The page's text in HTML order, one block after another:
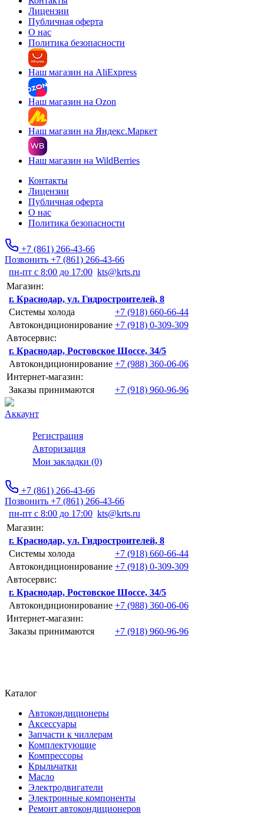
Лицензии
Публичная оферта
О нас
Политика безопасности
Наш магазин на AliExpress
Наш магазин на Ozon
Наш магазин на Яндекс.Маркет
Наш магазин на WildBerries
Контакты
Лицензии
Публичная оферта
О нас
Политика безопасности
+7 (861) 266-43-66
Позвонить +7 (861) 266-43-66
пн-пт с 8:00 до 17:00 kts@krts.ru
Магазин:
г. Краснодар, ул. Гидростроителей, 8
Системы холода
+7 (918) 660-66-44
Автокондиционирование +7 (918) 0-309-309
Автосервис:
г. Краснодар, Ростовское Шоссе, 34/5
Автокондиционирование +7 (988) 360-06-06
Интернет-магазин:
Заказы принимаются
+7 (918) 960-96-96
Аккаунт
Регистрация
Авторизация
Мои закладки (0)
+7 (861) 266-43-66
Позвонить +7 (861) 266-43-66
пн-пт с 8:00 до 17:00 kts@krts.ru
Магазин:
г. Краснодар, ул. Гидростроителей, 8
Системы холода
+7 (918) 660-66-44
Автокондиционирование +7 (918) 0-309-309
Автосервис:
г. Краснодар, Ростовское Шоссе, 34/5
Автокондиционирование +7 (988) 360-06-06
Интернет-магазин:
Заказы принимаются
+7 (918) 960-96-96
Каталог
Автокондиционеры
Аксессуары
Запчасти к чиллерам
Комплектующие
Компрессоры
Крыльчатки
Масло
Электродвигатели
Электронные компоненты
Ремонт автокондиционеров